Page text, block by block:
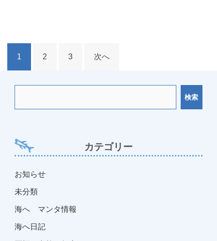
稿
ビ
ョ
ン
1 2 3 次へ
検索
カテゴリー
お知らせ
未分類
海へ マンタ情報
海へ日記